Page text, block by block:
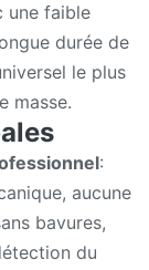
une faible
durée de
le plus
masse.
:
aucune
bavures,
du